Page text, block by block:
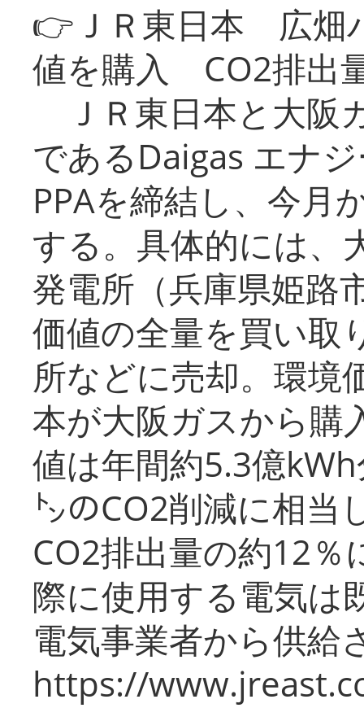
👉ＪＲ東日本 広畑
値を購入 CO2排出
ＪＲ東日本と大阪
であるDaigas エナ
PPAを締結し、今月
する。具体的には、
発電所（兵庫県姫路
価値の全量を買い取
所などに売却。環境
本が大阪ガスから購
値は年間約5.3億
㌧のCO2削減に相当
CO2排出量の約12％
際に使用する電気は
電気事業者から供給
https://